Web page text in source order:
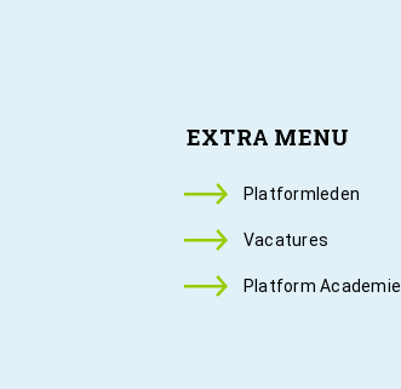
EXTRA MENU
Platformleden
Vacatures
Platform Academie